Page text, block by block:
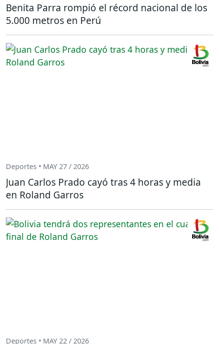
Benita Parra rompió el récord nacional de los
5.000 metros en Perú
Deportes • MAY 27 / 2026
Juan Carlos Prado cayó tras 4 horas y media
en Roland Garros
Deportes • MAY 22 / 2026